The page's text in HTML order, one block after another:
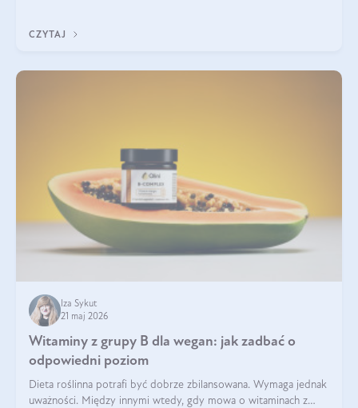
CZYTAJ
Iza Sykut
21 maj 2026
Witaminy z grupy B dla wegan: jak zadbać o
odpowiedni poziom
Dieta roślinna potrafi być dobrze zbilansowana. Wymaga jednak
uważności. Między innymi wtedy, gdy mowa o witaminach z